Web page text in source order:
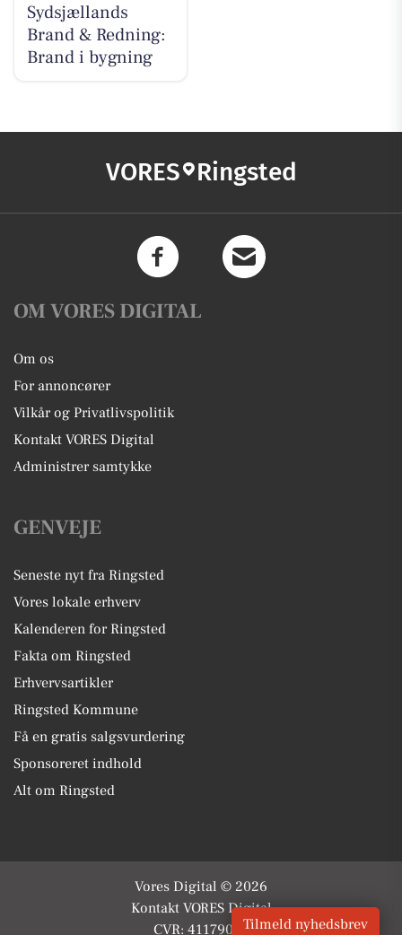
Sydsjællands
Brand & Redning:
Brand i bygning
VORES Ringsted
OM VORES DIGITAL
Om os
For annoncører
Vilkår og Privatlivspolitik
Kontakt VORES Digital
Administrer samtykke
GENVEJE
Seneste nyt fra Ringsted
Vores lokale erhverv
Kalenderen for Ringsted
Fakta om Ringsted
Erhvervsartikler
Ringsted Kommune
Få en gratis salgsvurdering
Sponsoreret indhold
Alt om Ringsted
Vores Digital © 2026
Kontakt VORES Digital
CVR: 41179082Tilmeld nyhedsbrev